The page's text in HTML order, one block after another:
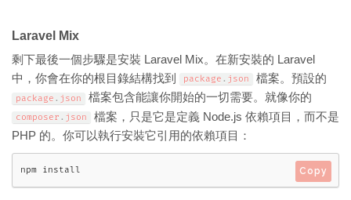
Laravel Mix
剩下最後一個步驟是安裝 Laravel Mix。在新安裝的 Laravel
中，你會在你的根目錄結構找到
package . json 檔案。預設的
package . json 檔案包含能讓你開始的一切需要。就像你的
composer . json
檔案，只是它是定義 Node.js 依賴項目，而不是
PHP 的。你可以執行安裝它引用的依賴項目：
npm install Copy